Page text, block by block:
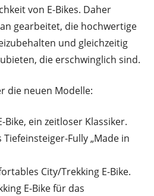
von E-Bikes. Daher
gearbeitet, die hochwertige
und gleichzeitig
die erschwinglich sind.
die neuen Modelle:
Bike, ein zeitloser Klassiker.
Fully „Made in
City/Trekking E-Bike.
E-Bike für das